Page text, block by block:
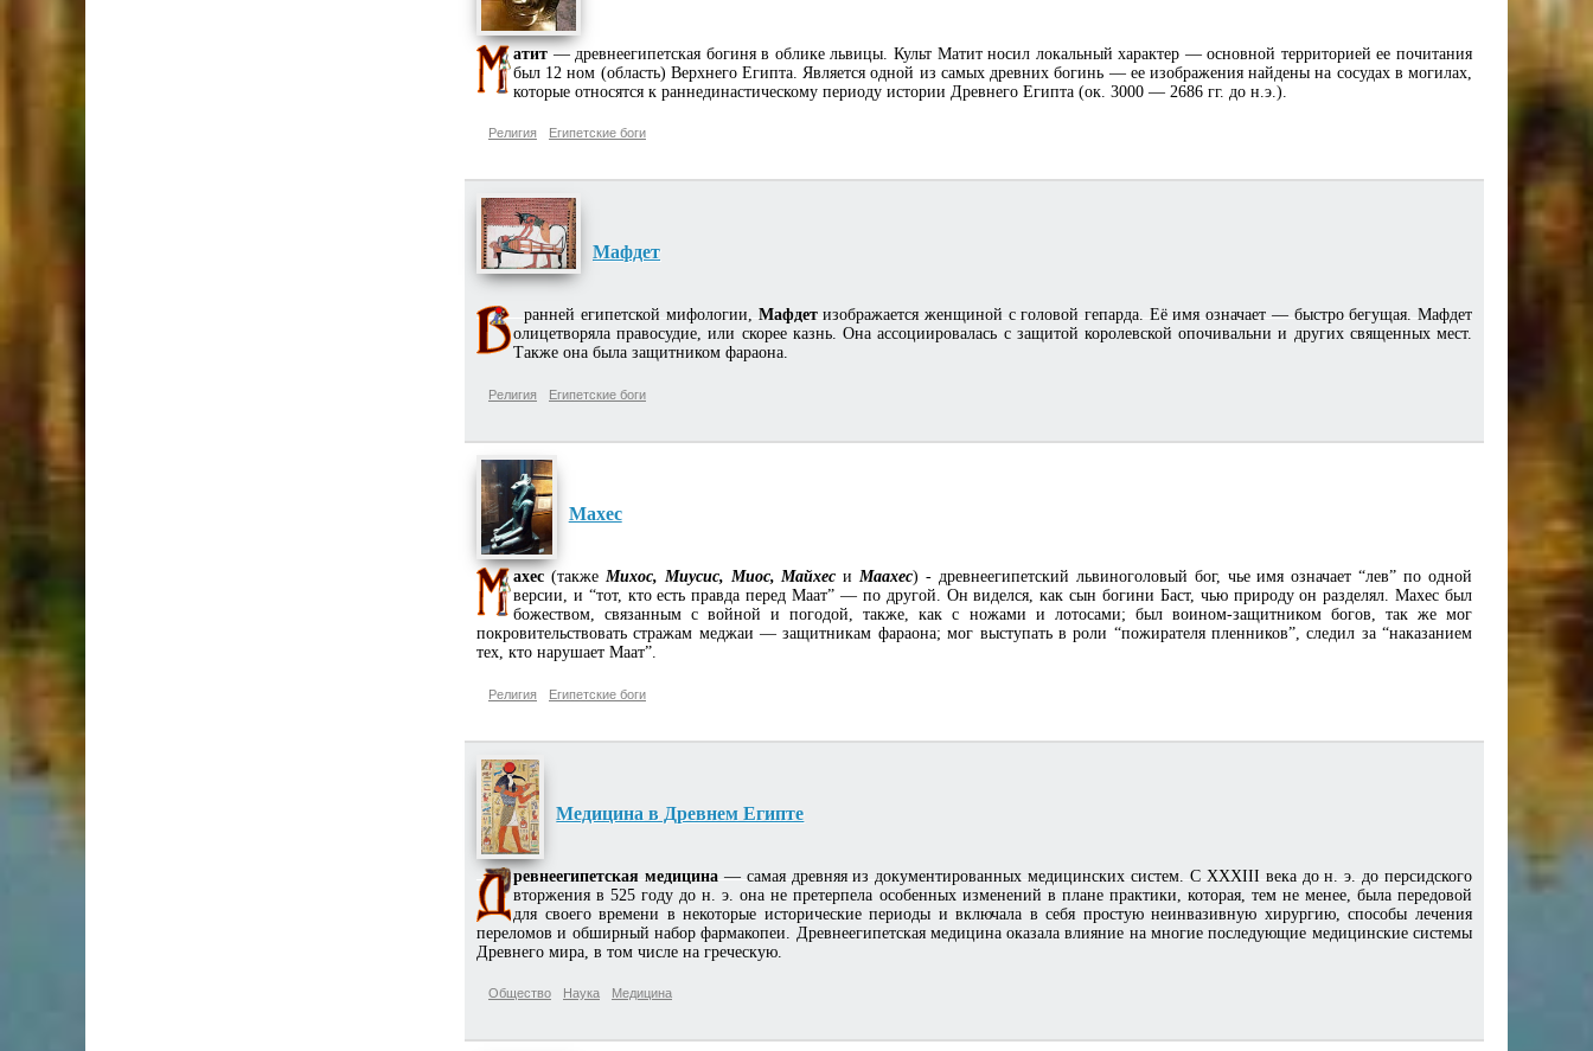
атит— древнеегипетская богиня в облике львицы. Культ Матит носил локальный характер — основной территорией ее почитания
был 12 ном (область) Верхнего Египта. Является одной из самых древних богинь — ее изображения найдены на сосудах в могилах,
которые относятся к раннединастическому периоду истории Древнего Египта (ок. 3000 — 2686 гг. до н.э.).
Религия Египетские боги
Мафдет
ранней египетской мифологии, Мафдетизображается женщиной с головой гепарда. Её имя означает — быстро бегущая. Мафдет
олицетворяла правосудие, или скорее казнь. Она ассоциировалась с защитой королевской опочивальни и других священных мест.
Также она была защитником фараона.
Религия Египетские боги
Махес
ахес (также Михос, Миусис, Миос, Майхес иМаахес) - древнеегипетский львиноголовый бог, чье имя означает “лев” по одной
версии, и “тот, кто есть правда перед Маат” — по другой. Он виделся, как сын богини Баст, чью природу он разделял. Махес был
божеством, связанным с войной и погодой, также, как с ножами и лотосами; был воином-защитником богов, так же мог
покровительствовать стражам меджаи — защитникам фараона; мог выступать в роли “пожирателя пленников”, следил за “наказанием
тех, кто нарушает Маат”.
Религия Египетские боги
Медицина в Древнем Египте
ревнеегипетская медицина— самая древняя из документированных медицинских систем. С XXXIII века до н. э. до персидского
вторжения в 525 году до н. э. она не претерпела особенных изменений в плане практики, которая, тем не менее, была передовой
для своего времени в некоторые исторические периоды и включала в себя простую неинвазивную хирургию, способы лечения
переломов и обширный набор фармакопеи. Древнеегипетская медицина оказала влияние на многие последующие медицинские системы
Древнего мира, в том числе на греческую.
Общество Наука Медицина